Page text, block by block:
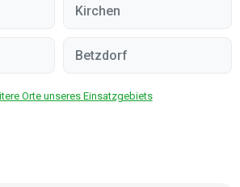
Kirchen
Betzdorf
Orte unseres Einsatzgebiets